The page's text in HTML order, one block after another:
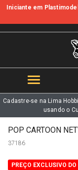
b
Iniciante em
Cadastre-se na Lima
usando o
POP CARTOON
37186
PREÇO EXCLUSIVO